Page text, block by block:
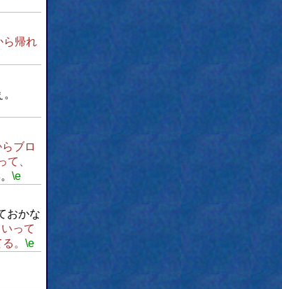
ら帰れ
ブロ
て、
\e
おかな
って
。 \e